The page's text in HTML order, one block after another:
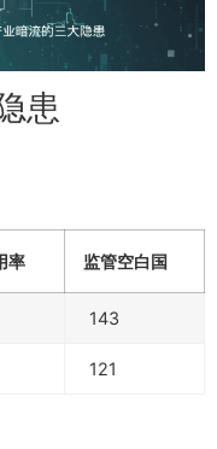
患
率 监管空白国
143
121